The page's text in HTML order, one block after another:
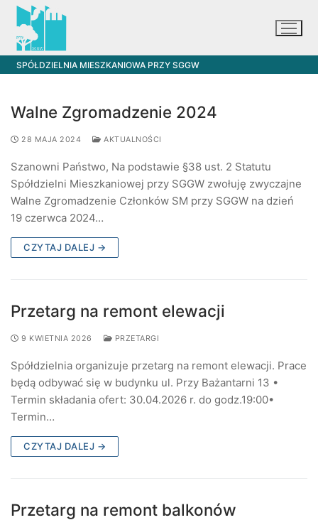
Przejdź
treści
SPÓŁDZIELNIA MIESZKANIOWA PRZY SGGW
Aktualności
Przetargi
Przetargi
Zapytania ofertowe
Informacje ogólne
Obowiązki administracji
Wywóz odpadów
Oświadczenie członkowskie
Wyodrębnienie własności
Organy Spółdzielni
Zarząd
Walne Zgromadzenie
Akty Prawne
Uchwały WZ
Protokoły WZ
Uchwały RN
Protokoły RN
Plany remontowe
Plany finansowe
Galeria
Kontakt
Walne Zgromadzenie 2024
28 MAJA 2024 AKTUALNOŚCI
Szanowni Państwo, Na podstawie §38 ust. 2 Statutu
Spółdzielni Mieszkaniowej przy SGGW zwołuję zwyczajne
Walne Zgromadzenie Członków SM przy SGGW na dzień
19 czerwca 2024…
CZYTAJ DALEJ →
Przetarg na remont elewacji
9 KWIETNIA 2026 PRZETARGI
Spółdzielnia organizuje przetarg na remont elewacji. Prace
będą odbywać się w budynku ul. Przy Bażantarni 13 •
Termin składania ofert: 30.04.2026 r. do godz.19:00•
Termin…
CZYTAJ DALEJ →
Przetarg na remont balkonów